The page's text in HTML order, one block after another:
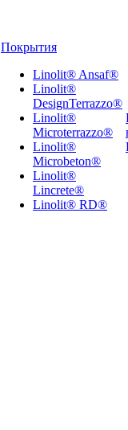
Покрытия
Linolit® Ansaf®
Linolit®
DesignTerrazzo®
Linolit®
Microterrazzo®
Linolit®
Microbeton®
Linolit®
Lincrete®
Linolit® RD®